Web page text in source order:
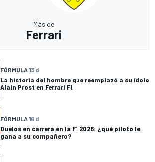
Más de
Ferrari
FÓRMULA 13 d
La historia del hombre que reemplazó a su ídolo
Alain Prost en Ferrari F1
FÓRMULA 16 d
Duelos en carrera en la F1 2026: ¿qué piloto le
gana a su compañero?